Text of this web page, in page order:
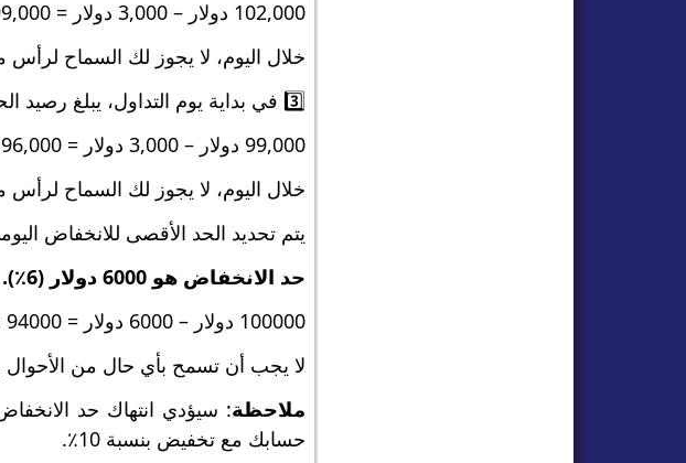
102,000 دولار – 3,000 دولار = 99,000 دولار
خلال اليوم، لا يجوز لك السماح لرأس مال
3️⃣ في بداية يوم التداول، يبلغ رصيد الحساب 99,000 دولار.
99,000 دولار – 3,000 دولار = 96,000 دولار
خلال اليوم، لا يجوز لك السماح لرأس مال
يتم تحديد الحد الأقصى للانخفاض
حد الانخفاض هو 6000 دولار (6٪).
100000 دولار – 6000 دولار = 94000 دولار
لا يجب أن تسمح بأي حال من الأحوال بأن
ملاحظة: سيؤدي انتهاك حد
حسابك مع تخفيض بنسبة 10٪.